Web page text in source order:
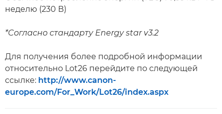
неделю (230 В)
*Согласно стандарту Energy star v3.2
Для получения более подробной информации
относительно Lot26 перейдите по следующей
ссылке: http://www.canon-
europe.com/For_Work/Lot26/index.aspx